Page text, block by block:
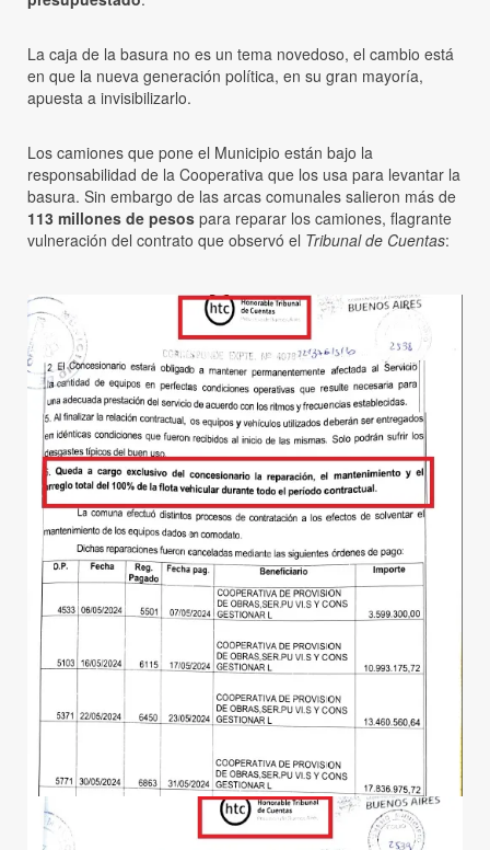
La caja de la basura no es un tema novedoso, el cambio está
en que la nueva generación política, en su gran mayoría,
apuesta a invisibilizarlo.
Los camiones que pone el Municipio están bajo la
responsabilidad de la Cooperativa que los usa para levantar la
basura. Sin embargo de las arcas comunales salieron más de
113 millones de pesos para reparar los camiones, flagrante
vulneración del contrato que observó el Tribunal de Cuentas: